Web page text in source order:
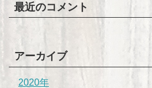
最近のコメント
アーカイブ
2020年